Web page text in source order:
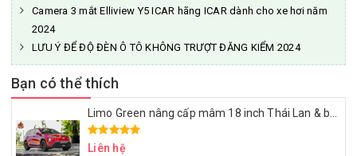
Camera 3 mắt Elliview Y5 ICAR hãng ICAR dành cho xe hơi năm
2024
LƯU Ý ĐỂ ĐỘ ĐÈN Ô TÔ KHÔNG TRƯỢT ĐĂNG KIỂM 2024
Bạn có thể thích
Limo Green nâng cấp mâm 18 inch Thái Lan & bọc ghế da Nappa – Đẹp sang, ngồi êm, dùng lâu dài
Liên hệ